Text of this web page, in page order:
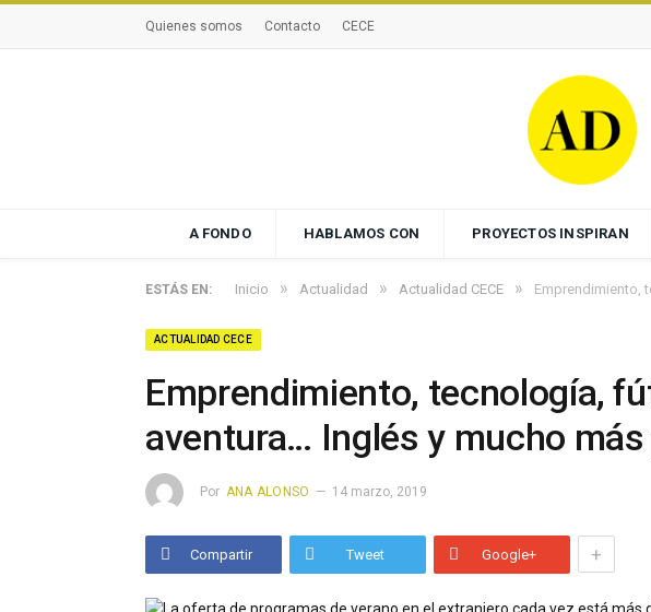
Quienes somos Contacto CECE
A FONDO HABLAMOS CON PROYECTOS INSPIRAN
ESTÁS EN: Inicio » Actualidad » Actualidad CECE » Emprendimiento,
ACTUALIDAD CECE
Emprendimiento, tecnología,
aventura… Inglés y mucho más
Por ANA ALONSO 14 marzo, 2019
Compartir Tweet Google+ +